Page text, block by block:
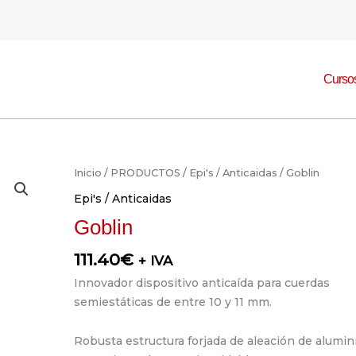
Inicio / PRODUCTOS / Epi's / Anticaidas / Goblin
Epi's / Anticaidas
Goblin
111.40€ + IVA
Innovador dispositivo anticaída para cuerdas
semiestáticas de entre 10 y 11 mm.
Robusta estructura forjada de aleación de
Goblin
cantidad